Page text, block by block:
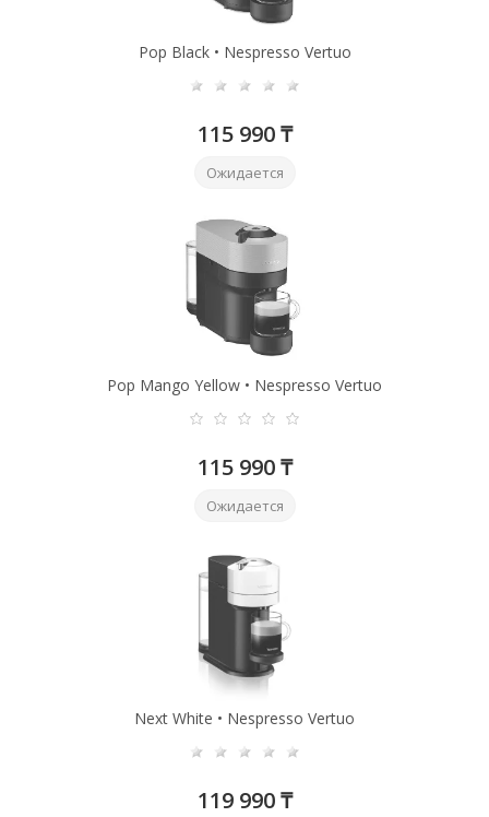
Pop Black • Nespresso Vertuo
115 990 ₸
Ожидается
Pop Mango Yellow • Nespresso Vertuo
115 990 ₸
Ожидается
Next White • Nespresso Vertuo
119 990 ₸